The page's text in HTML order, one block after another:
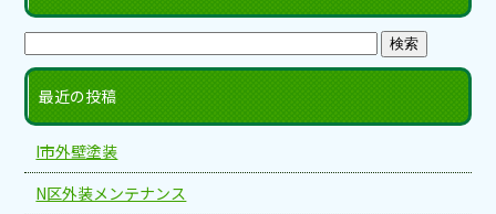
最近の投稿
I市外壁塗装
N区外装メンテナンス